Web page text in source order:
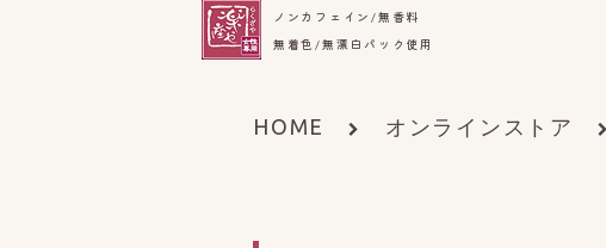
ノンカフェイン/無香料
無着色/無漂白パック使用
HOME オンラインストア